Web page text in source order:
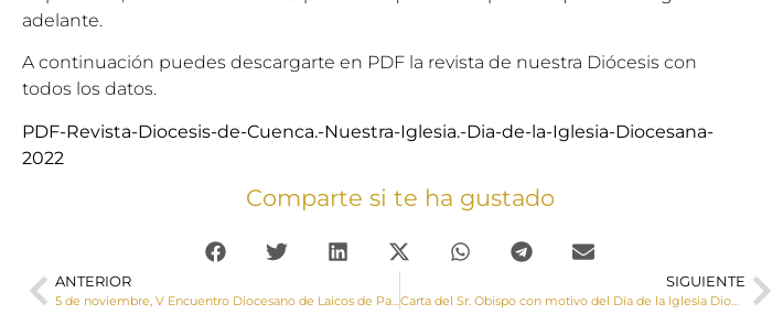
adelante.
A continuación puedes descargarte en PDF la revista de nuestra Diócesis con
todos los datos.
PDF-Revista-Diocesis-de-Cuenca.-Nuestra-Iglesia.-Dia-de-la-Iglesia-Diocesana-
2022
Comparte si te ha gustado
ANTERIOR
5 de noviembre, V Encuentro Diocesano de Laicos de Parroquia ‘Nuestra IDENTIDAD como Iglesia’
SIGUIENTE
Carta del Sr. Obispo con motivo del Día de la Iglesia Diocesana